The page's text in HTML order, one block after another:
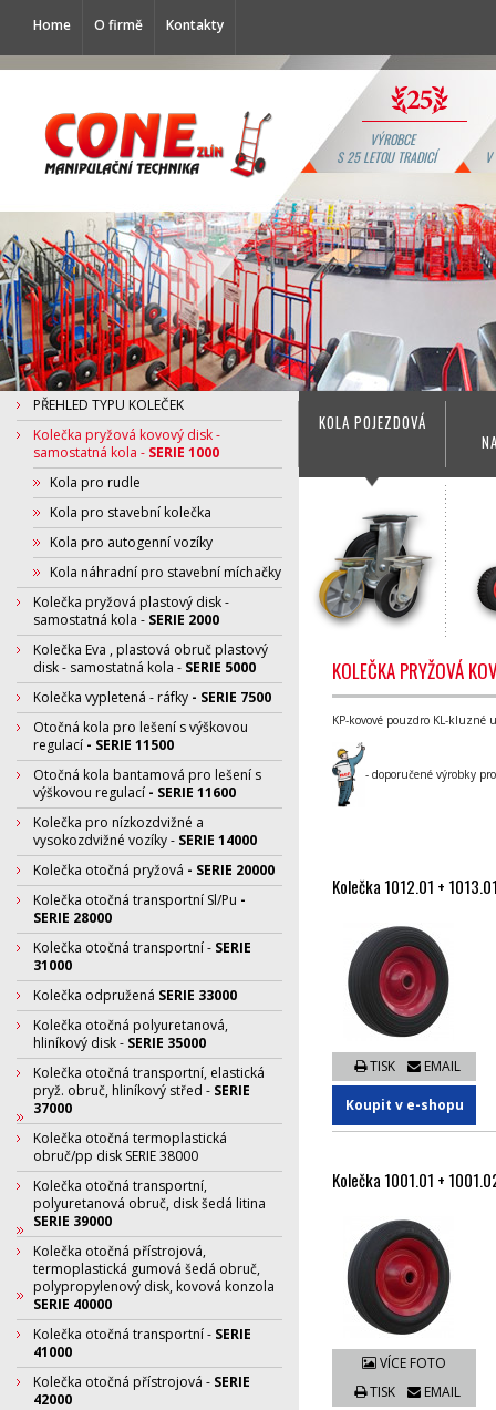
Home O firmě Kontakty
VÝROBCE
S 25 LETOU TRADICÍ
PŘEHLED TYPU KOLEČEK
Kolečka pryžová kovový disk -
samostatná kola - SERIE 1000
Kola pro rudle
Kola pro stavební kolečka
Kola pro autogenní vozíky
Kola náhradní pro stavební míchačky
Kolečka pryžová plastový disk -
samostatná kola - SERIE 2000
Kolečka Eva , plastová obruč plastový
disk - samostatná kola - SERIE 5000
Kolečka vypletená - ráfky - SERIE 7500
Otočná kola pro lešení s výškovou
regulací - SERIE 11500
Otočná kola bantamová pro lešení s
výškovou regulací - SERIE 11600
Kolečka pro nízkozdvižné a
vysokozdvižné vozíky - SERIE 14000
Kolečka otočná pryžová - SERIE 20000
Kolečka otočná transportní Sl/Pu -
SERIE 28000
Kolečka otočná transportní - SERIE
31000
Kolečka odpružená SERIE 33000
Kolečka otočná polyuretanová,
hliníkový disk - SERIE 35000
Kolečka otočná transportní, elastická
pryž. obruč, hliníkový střed - SERIE
37000
Kolečka otočná termoplastická
obruč/pp disk SERIE 38000
Kolečka otočná transportní,
polyuretanová obruč, disk šedá litina
SERIE 39000
Kolečka otočná přístrojová,
termoplastická gumová šedá obruč,
polypropylenový disk, kovová konzola
SERIE 40000
Kolečka otočná transportní - SERIE
41000
Kolečka otočná přístrojová - SERIE
42000
KOLA POJEZDOVÁ
KOLEČKA PRYŽOVÁ
KP-kovové pouzdro KL-kluzné
- doporučené
Kolečka 1012.01 +
TISK EMAIL
Koupit v e-shopu
Kolečka 1001.01 +
VÍCE FOTO
TISK
EMAIL